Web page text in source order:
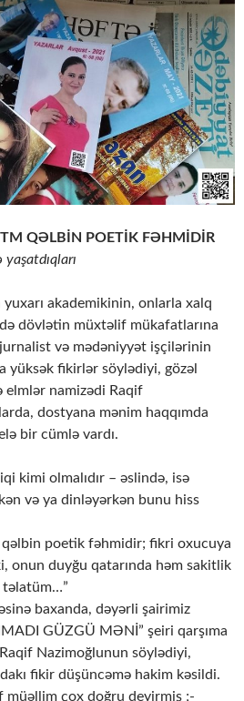
QƏLBİN POETİK FƏHMİDİR
yuxarı akademikinin, onlarla xalq
dövlətin müxtəlif mükafatlarına
və mədəniyyət işçilərinin
yüksək fikirlər söylədiyi, gözəl
elmlər namizədi Raqif
dostyana mənim haqqımda
bir cümlə vardı.
kimi olmalıdır – əslində, isə
və ya dinləyərkən bunu hiss
poetik fəhmidir; fikri oxucuya
onun duyğu qatarında həm sakitlik
təlatüm…”
baxanda, dəyərli şairimiz
GÜZGÜ MƏNİ” şeiri qarşıma
Nazimoğlunun söylədiyi,
fikir düşüncəmə hakim kəsildi.
müəllim çox doğru deyirmiş ;-